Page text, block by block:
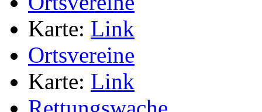
Karte: Link
Ortsvereine
Karte: Link